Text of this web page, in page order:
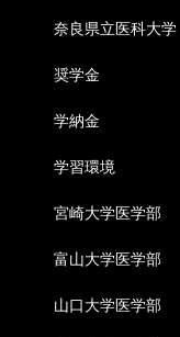
奈良県立医科大学
奨学金
学納金
学習環境
宮崎大学医学部
富山大学医学部
山口大学医学部